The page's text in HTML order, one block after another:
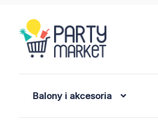
Balony i akcesoria